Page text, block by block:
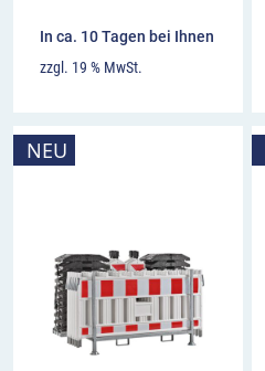
In ca. 10 Tagen bei Ihnen
zzgl. 19 % MwSt.
NEU